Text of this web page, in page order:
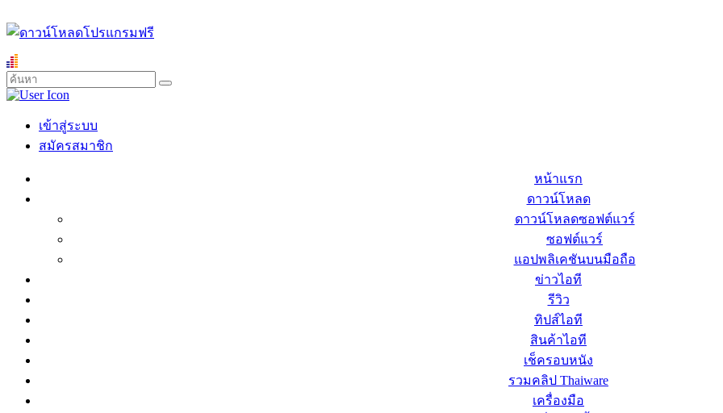
เข้าสู่ระบบ
สมัครสมาชิก
หน้าแรก
ดาวน์โหลด
ดาวน์โหลดซอฟต์แวร์
ซอฟต์แวร์
แอปพลิเคชันบนมือถือ
ข่าวไอที
รีวิว
ทิปส์ไอที
สินค้าไอที
เช็ครอบหนัง
รวมคลิป Thaiware
เครื่องมือ